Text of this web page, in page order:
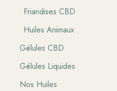
Friandises CBD
Huiles Animaux
Gélules CBD
Gélules Liquides
Nos Huiles